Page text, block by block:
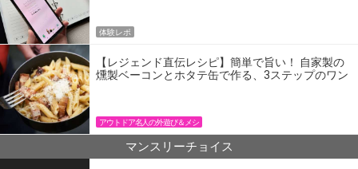
体験レポ
【レジェンド直伝レシピ】簡単で旨い！ 自家製の
燻製ベーコンとホタテ缶で作る、3ステップのワン
アウトドア名人の外遊び＆メシ
マンスリーチョイス